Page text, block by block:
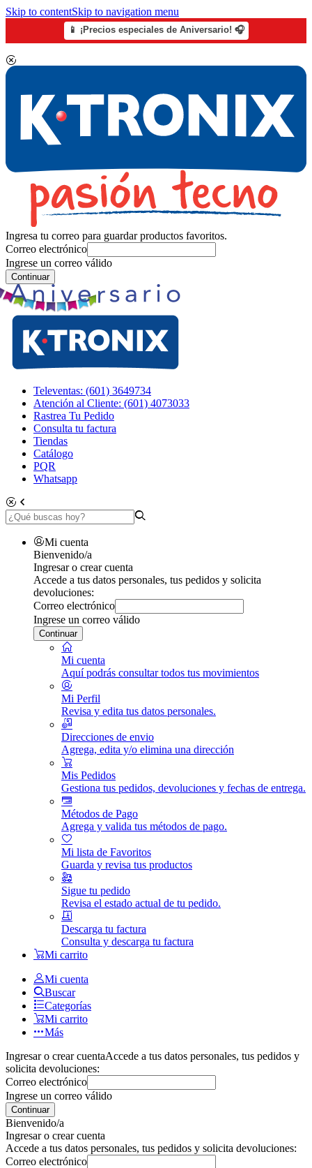
Skip to contentSkip to navigation menu
📱 ¡Precios especiales de Aniversario! 🎧
Ingresa tu correo para guardar productos favoritos.
Correo electrónico
Ingrese un correo válido
Continuar
Televentas: (601) 3649734
Atención al Cliente: (601) 4073033
Rastrea Tu Pedido
Consulta tu factura
Tiendas
Catálogo
PQR
Whatsapp
Mi cuenta
Bienvenido/a
Ingresar o crear cuenta
Accede a tus datos personales, tus pedidos y solicita
devoluciones:
Correo electrónico
Ingrese un correo válido
Continuar
Mi cuenta
Aquí podrás consultar todos tus movimientos
Mi Perfil
Revisa y edita tus datos personales.
Direcciones de envio
Agrega, edita y/o elimina una dirección
Mis Pedidos
Gestiona tus pedidos, devoluciones y fechas de entrega.
Métodos de Pago
Agrega y valida tus métodos de pago.
Mi lista de Favoritos
Guarda y revisa tus productos
Sigue tu pedido
Revisa el estado actual de tu pedido.
Descarga tu factura
Consulta y descarga tu factura
Mi carrito
Mi cuenta
Buscar
Categorías
Mi carrito
Más
Ingresar o crear cuentaAccede a tus datos personales, tus pedidos y
solicita devoluciones:
Correo electrónico
Ingrese un correo válido
Continuar
Bienvenido/a
Ingresar o crear cuenta
Accede a tus datos personales, tus pedidos y solicita devoluciones:
Correo electrónico